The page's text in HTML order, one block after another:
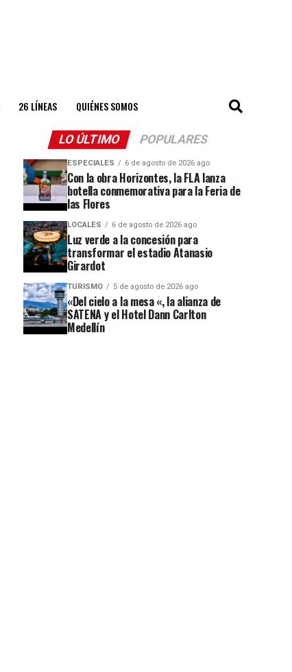
26 LÍNEAS QUIÉNES SOMOS
LO ÚLTIMO POPULARES
ESPECIALES 6 de agosto de 2026 ago
Con la obra Horizontes, la FLA lanza
botella conmemorativa para la Feria de
las Flores
LOCALES 6 de agosto de 2026 ago
Luz verde a la concesión para
transformar el estadio Atanasio
Girardot
TURISMO 5 de agosto de 2026 ago
«Del cielo a la mesa «, la alianza de
SATENA y el Hotel Dann Carlton
Medellín